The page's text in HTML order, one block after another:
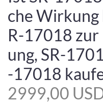
che Wirkung
R-17018 zur
ung, SR-
-17018
2999,00